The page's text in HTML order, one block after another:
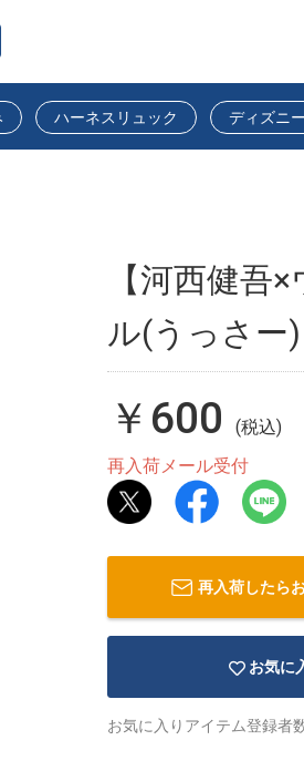
ハーネスリュック ディズニー
【河西健吾
ル(うっさー)
￥600
(税込)
再入荷メール受付
再入荷したら
お気に
お気に入りアイテム登録者